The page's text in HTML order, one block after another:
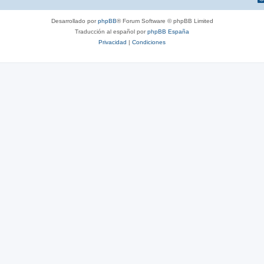
Desarrollado porphpBB® Forum Software © phpBB Limited
Traducción al español porphpBB España
Privacidad | Condiciones